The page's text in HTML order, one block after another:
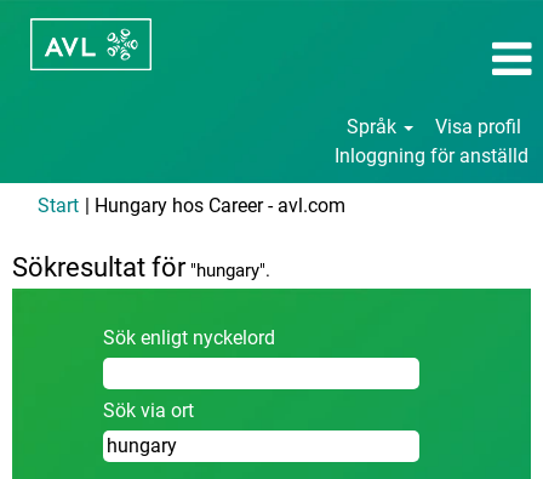
Språk
Visa profil
Inloggning för anställd
Start | Hungary hos Career - avl.com
Sökresultat för"hungary".
Sök enligt nyckelord
Sök via ort